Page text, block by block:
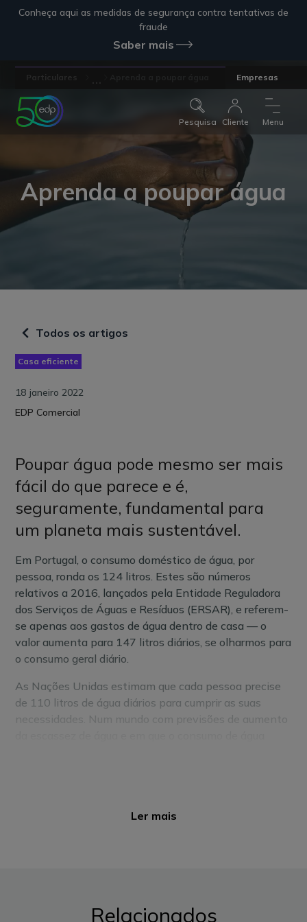
Conheça aqui as medidas de segurança contra tentativas de
fraude
Saber mais
Empresas
Pesquisa Cliente Menu
Aprenda a poupar água
Todos os artigos
Casa eficiente
18 janeiro 2022
EDP Comercial
Poupar água pode mesmo ser mais
fácil do que parece e é,
seguramente, fundamental para
um planeta mais sustentável.
Em Portugal, o consumo doméstico de água, por
pessoa, ronda os 124 litros. Estes são números
relativos a 2016, lançados pela Entidade Reguladora
dos Serviços de Águas e Resíduos (ERSAR), e referem-
se apenas aos gastos de água dentro de casa — o
valor aumenta para 147 litros diários, se olharmos para
o consumo geral diário.
As Nações Unidas estimam que cada pessoa precise
de 110 litros de água diários para cumprir as suas
necessidades. Num mundo com previsões de aumento
casas é gasta na higiene diária e é para esses
Instale um regulador de caudal
Ler mais
Relacionados